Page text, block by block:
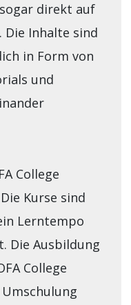
direkt auf
Die Inhalte sind
in Form von
und
College
Kurse sind
Lerntempo
Die Ausbildung
College